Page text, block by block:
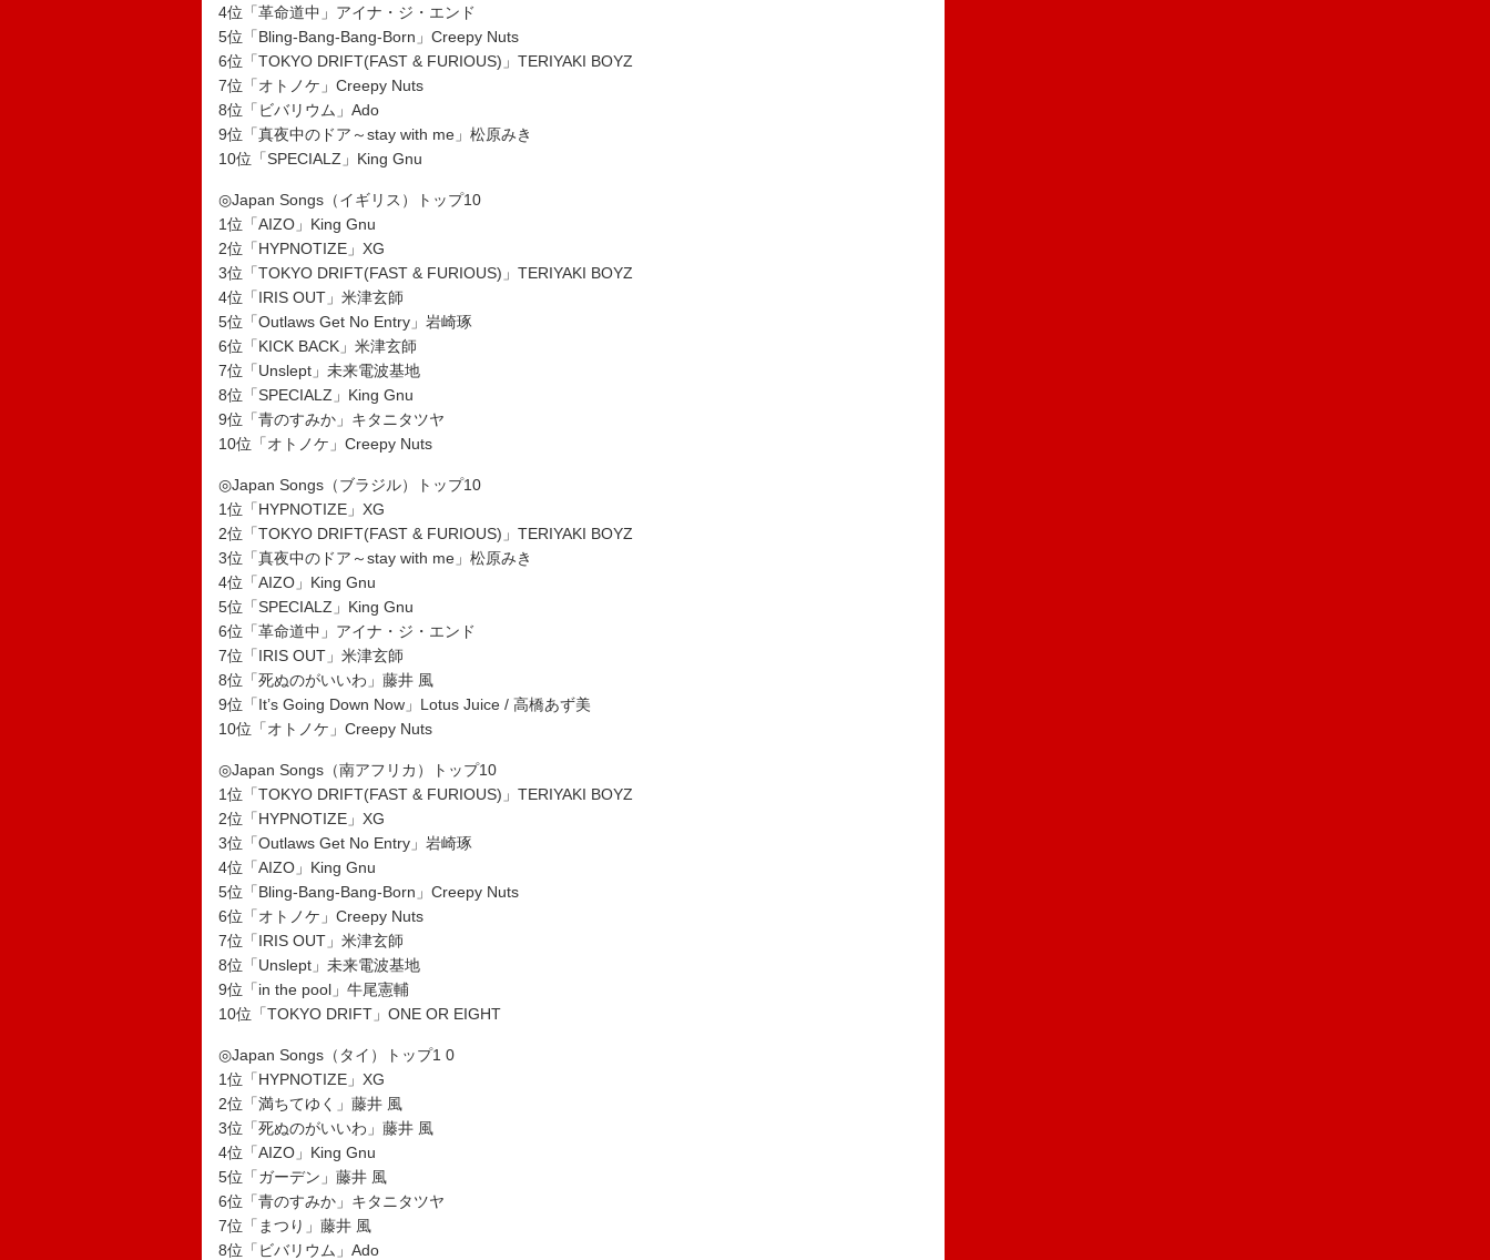
4位「革命道中」アイナ・ジ・エンド
5位「Bling-Bang-Bang-Born」Creepy Nuts
6位「TOKYO DRIFT(FAST & FURIOUS)」TERIYAKI BOYZ
7位「オトノケ」Creepy Nuts
8位「ビバリウム」Ado
9位「真夜中のドア～stay with me」松原みき
10位「SPECIALZ」King Gnu
◎Japan Songs（イギリス）トップ10
1位「AIZO」King Gnu
2位「HYPNOTIZE」XG
3位「TOKYO DRIFT(FAST & FURIOUS)」TERIYAKI BOYZ
4位「IRIS OUT」米津玄師
5位「Outlaws Get No Entry」岩崎琢
6位「KICK BACK」米津玄師
7位「Unslept」未来電波基地
8位「SPECIALZ」King Gnu
9位「青のすみか」キタニタツヤ
10位「オトノケ」Creepy Nuts
◎Japan Songs（ブラジル）トップ10
1位「HYPNOTIZE」XG
2位「TOKYO DRIFT(FAST & FURIOUS)」TERIYAKI BOYZ
3位「真夜中のドア～stay with me」松原みき
4位「AIZO」King Gnu
5位「SPECIALZ」King Gnu
6位「革命道中」アイナ・ジ・エンド
7位「IRIS OUT」米津玄師
8位「死ぬのがいいわ」藤井 風
9位「It’s Going Down Now」Lotus Juice / 高橋あず美
10位「オトノケ」Creepy Nuts
◎Japan Songs（南アフリカ）トップ10
1位「TOKYO DRIFT(FAST & FURIOUS)」TERIYAKI BOYZ
2位「HYPNOTIZE」XG
3位「Outlaws Get No Entry」岩崎琢
4位「AIZO」King Gnu
5位「Bling-Bang-Bang-Born」Creepy Nuts
6位「オトノケ」Creepy Nuts
7位「IRIS OUT」米津玄師
8位「Unslept」未来電波基地
9位「in the pool」牛尾憲輔
10位「TOKYO DRIFT」ONE OR EIGHT
◎Japan Songs（タイ）トップ1 0
1位「HYPNOTIZE」XG
2位「満ちてゆく」藤井 風
3位「死ぬのがいいわ」藤井 風
4位「AIZO」King Gnu
5位「ガーデン」藤井 風
6位「青のすみか」キタニタツヤ
7位「まつり」藤井 風
8位「ビバリウム」Ado